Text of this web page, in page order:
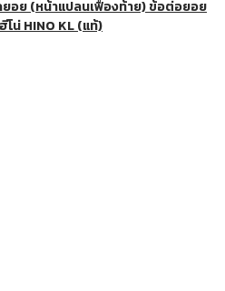
ยอย (หน้าแปลนเฟืองท้าย) ข้อต่อยอย
น่ HINO KL (แท้)